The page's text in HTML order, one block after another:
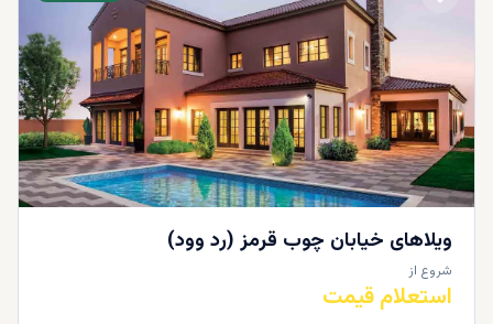
ویلاهای خیابان چوب قرمز (رد وود)
شروع از
استعلام قیمت